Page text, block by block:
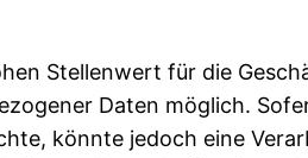
Stellenwert für die
Daten möglich.
könnte jedoch eine